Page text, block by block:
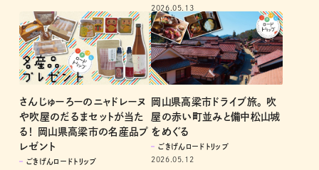
2026.05.13
さんじゅーろーのニャドレーヌ
や吹屋のだるまセットが当た
る！ 岡山県高梁市の名産品プ
レゼント
ごきげんロードトリップ
岡山県高梁市ドライブ旅。 吹
屋の赤い町並みと備中松山城
をめぐる
ごきげんロードトリップ
2026.05.12